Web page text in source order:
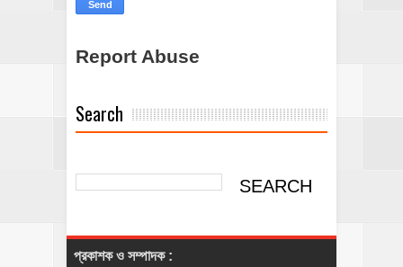
Report Abuse
Search
প্রকাশক ও সম্পাদক :